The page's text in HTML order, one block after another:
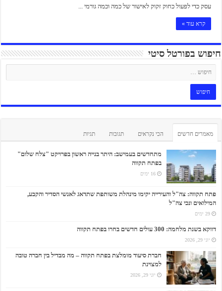
עסק כדי לפעול כחוק זקוק לאישור של כמה וכמה גורמי ...
קרא עוד »
חיפוש בפורטל סיטי
מאמרים חדשים הכי נקראים תגובות תגיות
מתחדשים בעמישב: היתר בנייה ראשון בפרויקט "צלח שלום"
בפתח תקווה
16 ימים
פתח תקווה: צה"ל והעירייה יקימו מינהלת משותפת שתדאג לאנשי הסדיר והקבע,
המילואים ונכי צה"ל
29 ימים
דווקא בשנת מלחמה: 300 עולים חדשים בחרו בפתח תקווה
יוני 29, 2026
חברת סיעוד מומלצת בפתח תקווה – מה מבדיל בין חברה טובה
למצוינת
יוני 29, 2026